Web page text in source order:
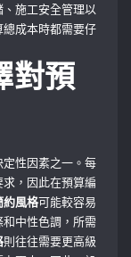
施工安全管理以
成本時都需要仔
對預
性因素之一。每
，因此在預算編
約風格可能較容易
中性色調，所需
則往往需要更高級